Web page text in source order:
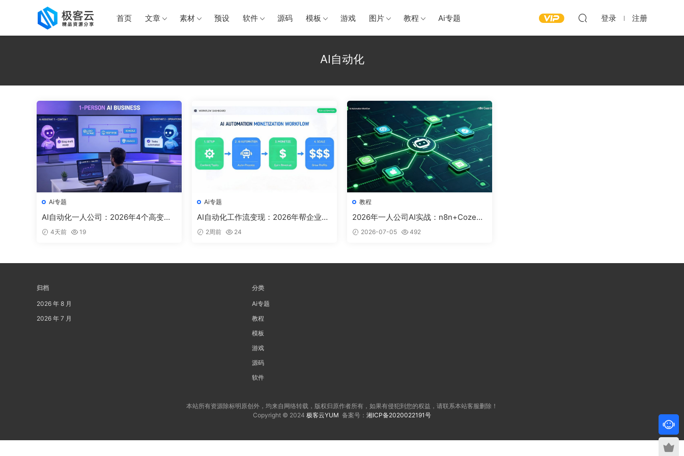
首页 文章 素材 预设 软件 源码 模板 游戏 图片 教程 Ai专题 登录 注册
AI自动化
Ai专题
AI自动化一人公司：2026年4个高变现
赛道与完整实操指南
4天前 19
Ai专题
AI自动化工作流变现：2026年帮企业落
地AI的单价5000+新副业
2周前 24
教程
2026年一人公司AI实战：n8n+Coze+D
ify搭建自动化工作流完整教程
2026-07-05 492
归档
2026 年 8 月
2026 年 7 月
分类
Ai专题
教程
模板
游戏
源码
软件
本站所有资源除标明原创外，均来自网络转载，版权归原作者所有，如果有侵犯到您的权益，请联系本站客服删除！
Copyright © 2024 极客云YUM 备案号： 湘ICP备2020022191号